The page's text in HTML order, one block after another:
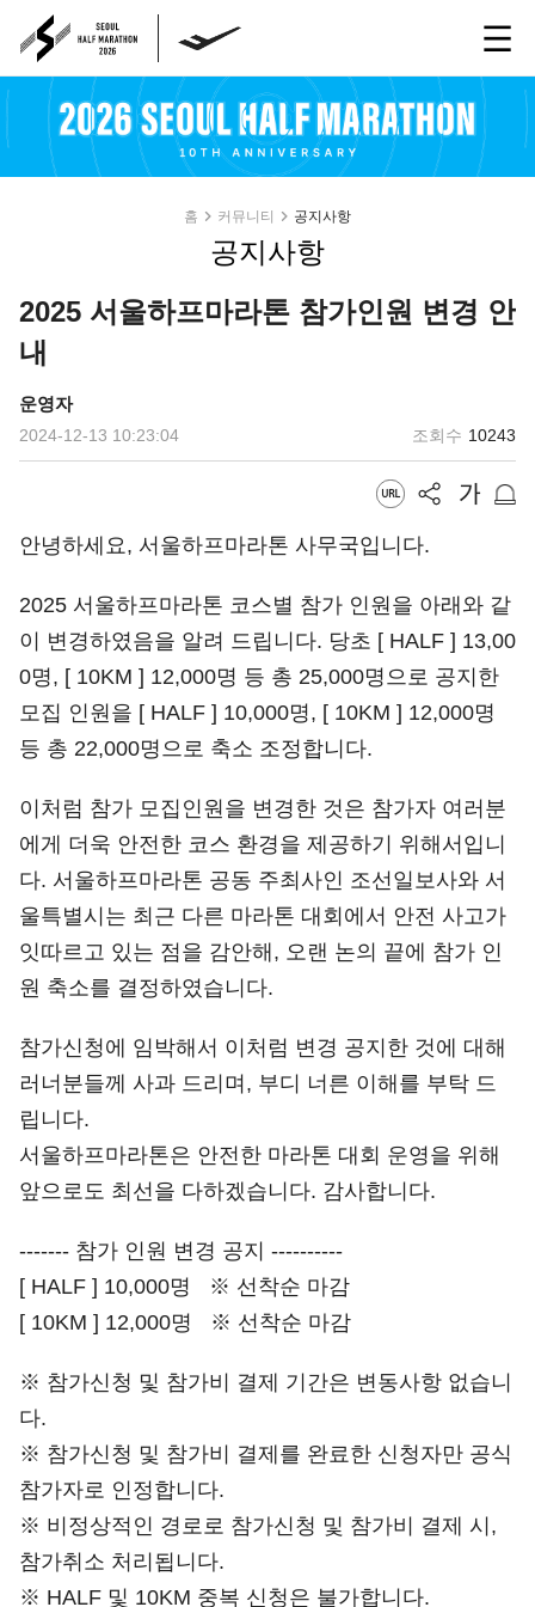
홈 커뮤니티 공지사항
공지사항
2025 서울하프마라톤 참가인원 변경 안
내
운영자
2024-12-13 10:23:04 조회수 10243
안녕하세요, 서울하프마라톤 사무국입니다.
2025 서울하프마라톤 코스별 참가 인원을 아래와 같
이 변경하였음을 알려 드립니다. 당초 [ HALF ] 13,00
0명, [ 10KM ] 12,000명 등 총 25,000명으로 공지한
모집 인원을 [ HALF ] 10,000명, [ 10KM ] 12,000명
등 총 22,000명으로 축소 조정합니다.
이처럼 참가 모집인원을 변경한 것은 참가자 여러분
에게 더욱 안전한 코스 환경을 제공하기 위해서입니
다. 서울하프마라톤 공동 주최사인 조선일보사와 서
울특별시는 최근 다른 마라톤 대회에서 안전 사고가
잇따르고 있는 점을 감안해, 오랜 논의 끝에 참가 인
원 축소를 결정하였습니다.
참가신청에 임박해서 이처럼 변경 공지한 것에 대해
러너분들께 사과 드리며, 부디 너른 이해를 부탁 드
립니다.
서울하프마라톤은 안전한 마라톤 대회 운영을 위해
앞으로도 최선을 다하겠습니다. 감사합니다.
------- 참가 인원 변경 공지 ----------
[ HALF ] 10,000명 ※ 선착순 마감
[ 10KM ] 12,000명 ※ 선착순 마감
※ 참가신청 및 참가비 결제 기간은 변동사항 없습니
다.
※ 참가신청 및 참가비 결제를 완료한 신청자만 공식
참가자로 인정합니다.
※ 비정상적인 경로로 참가신청 및 참가비 결제 시,
참가취소 처리됩니다.
※ HALF 및 10KM 중복 신청은 불가합니다.